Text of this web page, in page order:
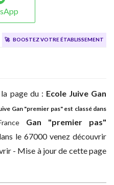
🚀 Boostez votre établissement
page du : Ecole Juive Gan
Gan "premier pas" est classé dans
Gan "premier pas"
le 67000 venez découvrir
- Mise à jour de cette page